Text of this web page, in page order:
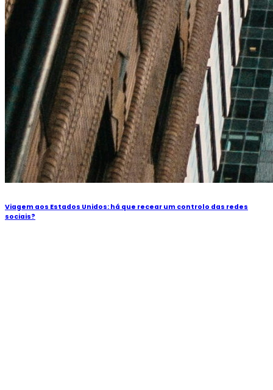
Viagem aos Estados Unidos: há que recear um controlo das redes
sociais?